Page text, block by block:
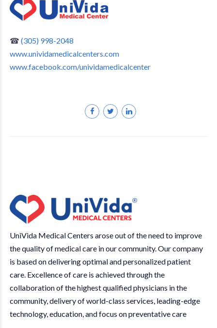
☎ (305) 998-2048
www.unividamedicalcenters.com
www.facebook.com/unividamedicalcenter
UniVida Medical Centers arose out of the need to improve
the quality of medical care in our community. Our company
is based on delivering optimal and personalized patient
care. Excellence of care is achieved through the
collaboration of the highest qualified physicians in the
community, delivery of world-class services, leading-edge
technology, education, and focus on preventative care